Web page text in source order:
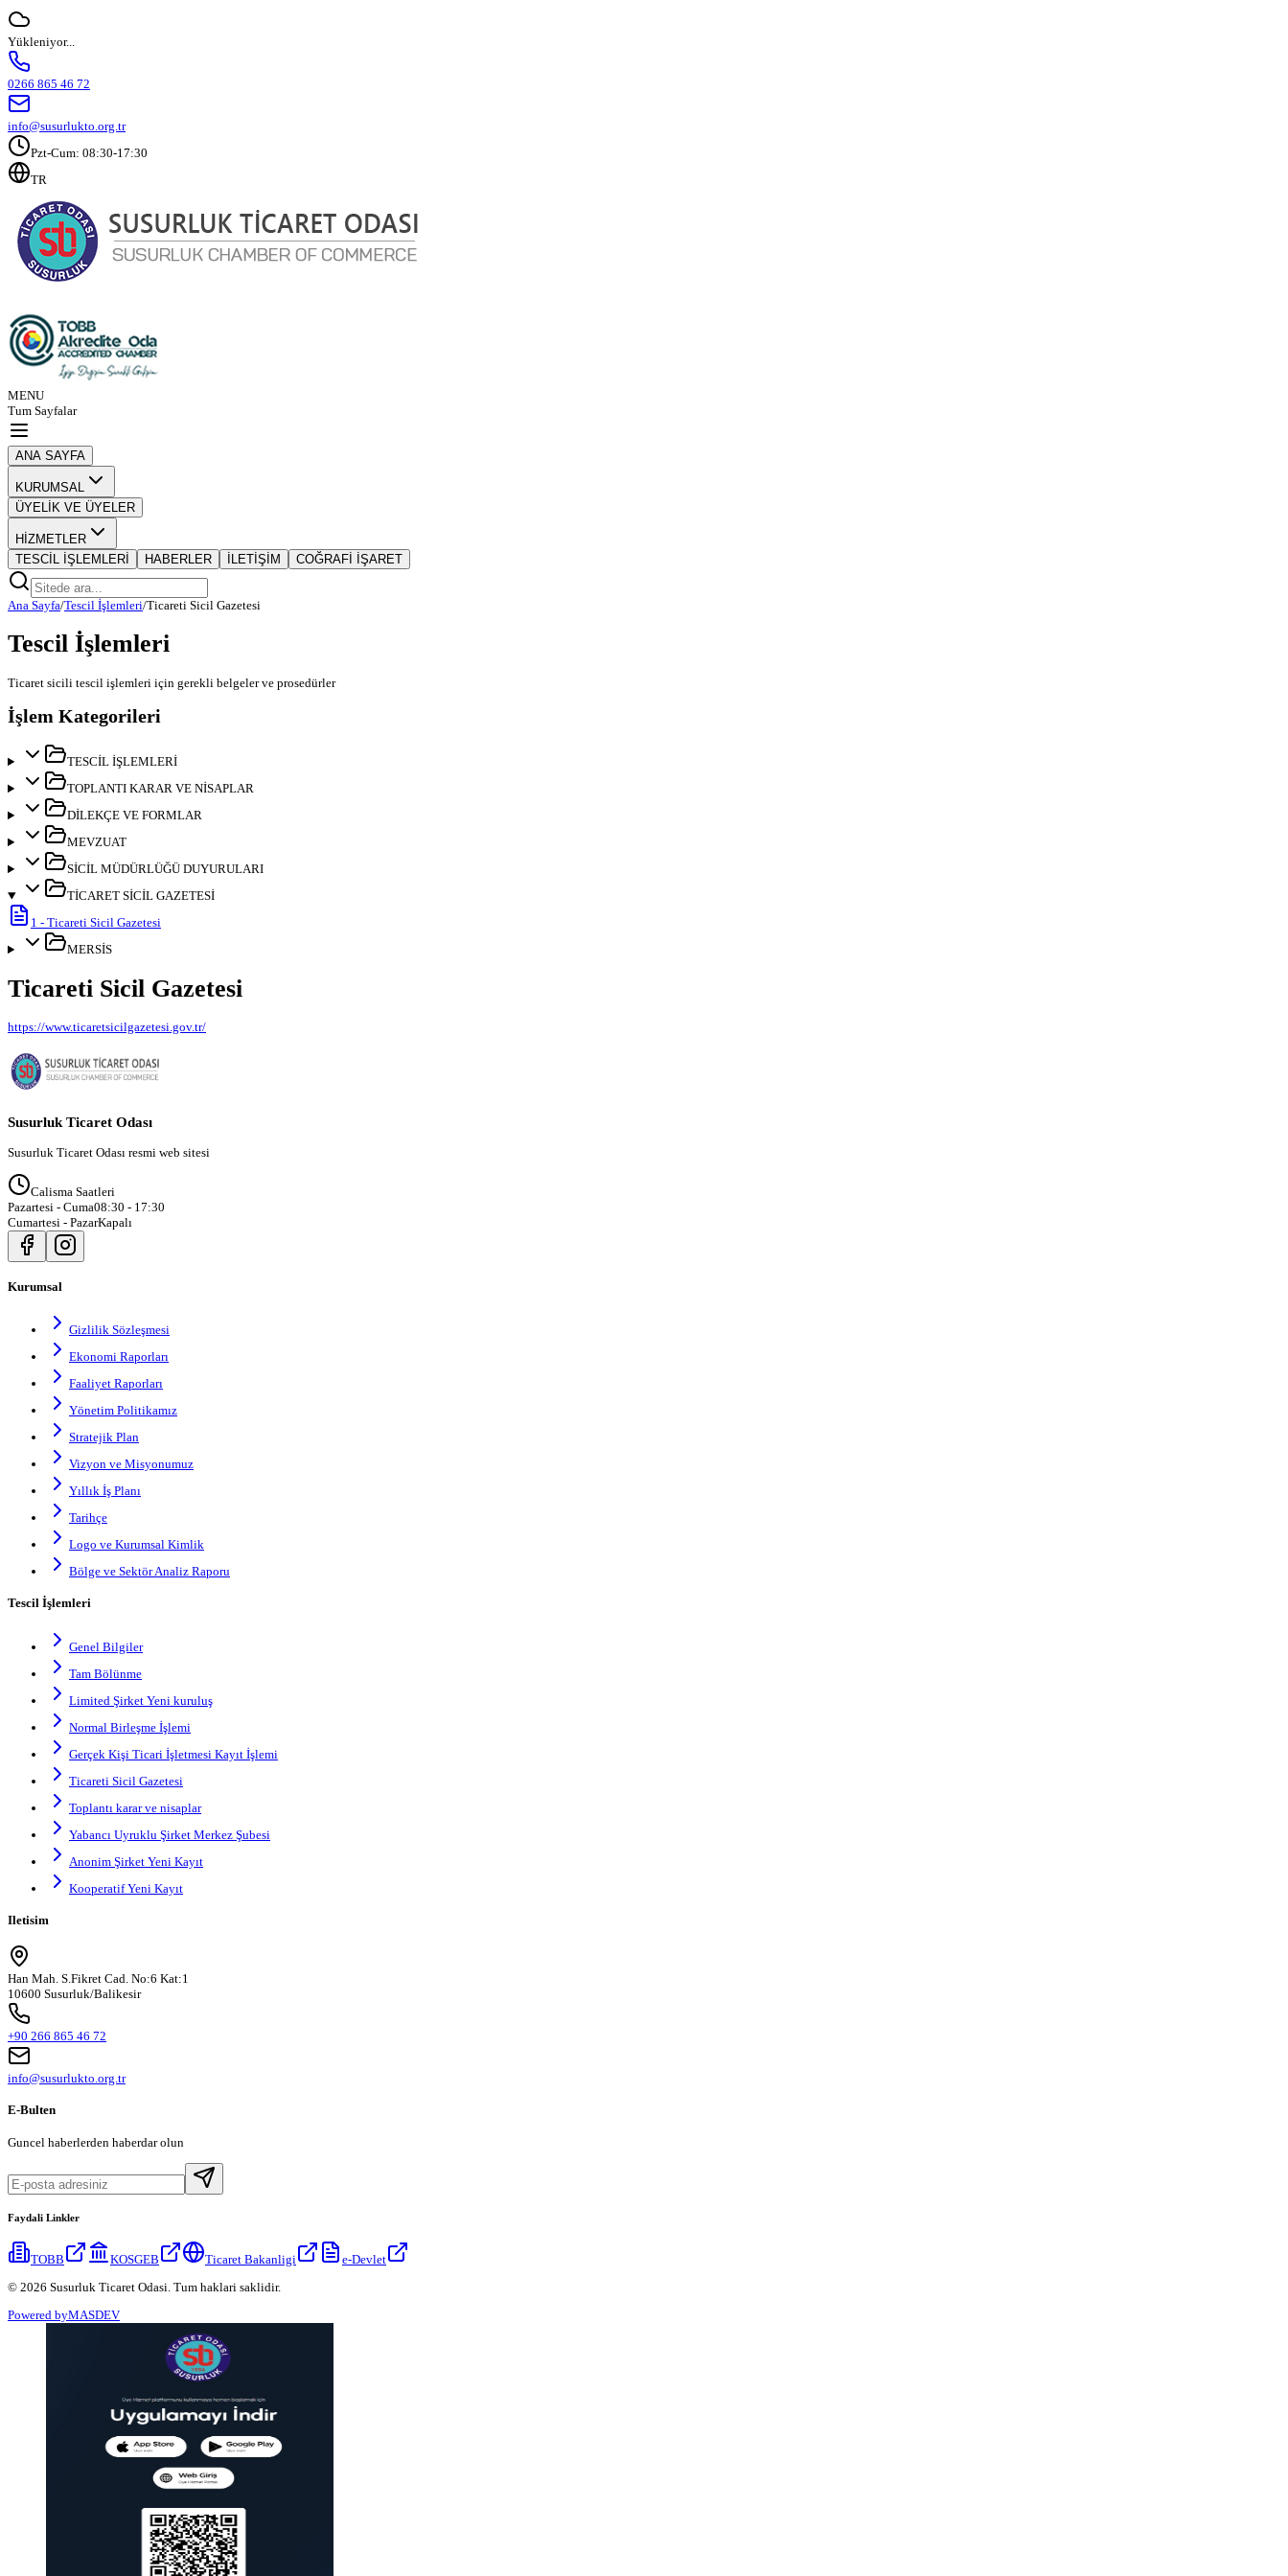
Yükleniyor...
0266 865 46 72
info@susurlukto.org.tr
Pzt-Cum: 08:30-17:30
TR
MENU
Tum Sayfalar
ANA SAYFA
KURUMSAL
ÜYELİK VE ÜYELER
HİZMETLER
TESCİL İŞLEMLERİ
HABERLER İLETİŞİM COĞRAFİ İŞARET
Ana Sayfa/Tescil İşlemleri/Ticareti Sicil Gazetesi
Tescil İşlemleri
Ticaret sicili tescil işlemleri için gerekli belgeler ve prosedürler
İşlem Kategorileri
TESCİL İŞLEMLERİ
TOPLANTI KARAR VE NİSAPLAR
DİLEKÇE VE FORMLAR
MEVZUAT
SİCİL MÜDÜRLÜĞÜ DUYURULARI
TİCARET SİCİL GAZETESİ
1 - Ticareti Sicil Gazetesi
MERSİS
Ticareti Sicil Gazetesi
https://www.ticaretsicilgazetesi.gov.tr/
Susurluk Ticaret Odası
Susurluk Ticaret Odası resmi web sitesi
Calisma Saatleri
Pazartesi - Cuma08:30 - 17:30
Cumartesi - PazarKapalı
Kurumsal
Gizlilik Sözleşmesi
Ekonomi Raporları
Faaliyet Raporları
Yönetim Politikamız
Stratejik Plan
Vizyon ve Misyonumuz
Yıllık İş Planı
Tarihçe
Logo ve Kurumsal Kimlik
Bölge ve Sektör Analiz Raporu
Tescil İşlemleri
Genel Bilgiler
Tam Bölünme
Limited Şirket Yeni kuruluş
Normal Birleşme İşlemi
Gerçek Kişi Ticari İşletmesi Kayıt İşlemi
Ticareti Sicil Gazetesi
Toplantı karar ve nisaplar
Yabancı Uyruklu Şirket Merkez Şubesi
Anonim Şirket Yeni Kayıt
Kooperatif Yeni Kayıt
Iletisim
Han Mah. S.Fikret Cad. No:6 Kat:1
10600 Susurluk/Balikesir
+90 266 865 46 72
info@susurlukto.org.tr
E-Bulten
Guncel haberlerden haberdar olun
Faydali Linkler
TOBB KOSGEB Ticaret Bakanligi
e-Devlet
© 2026 Susurluk Ticaret Odasi. Tum haklari saklidir.
Powered byMASDEV